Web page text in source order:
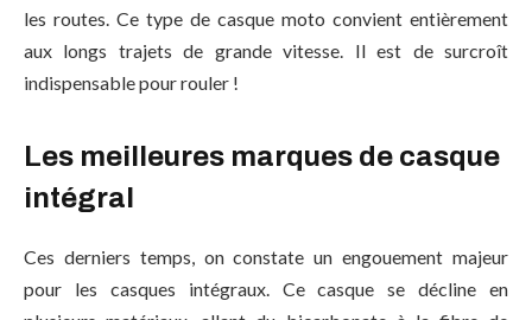
les routes. Ce type de casque moto convient entièrement
aux longs trajets de grande vitesse. Il est de surcroît
indispensable pour rouler !
Les meilleures marques de casque
intégral
Ces derniers temps, on constate un engouement majeur
pour les casques intégraux. Ce casque se décline en